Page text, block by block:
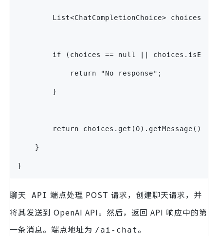
List<ChatCompletionChoice> choices =
if (choices == null ||
            return "No response";
        }
return
    }
}
聊天 API 端点处理 POST 请求，创建聊天请求，并
将其发送到 OpenAI API。然后，返回 API 响应中的第
一条消息。端点地址为 /ai-chat 。